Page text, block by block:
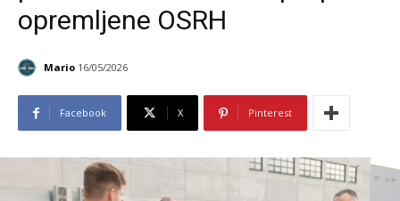
opremljene OSRH
Mario 16/05/2026
Facebook X Pinterest